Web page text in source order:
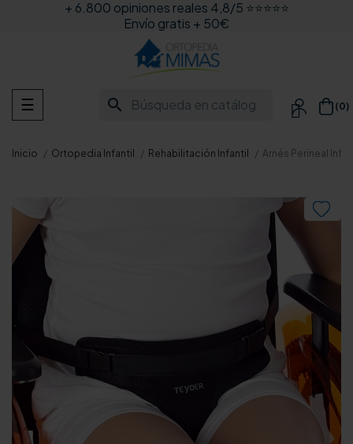
+ 6.800 opiniones reales 4,8/5 ⭐⭐⭐⭐⭐
Envío gratis + 50€
search  (0)
Navegación
de
☰
Inicio Ortopedia Infantil Rehabilitación Infantil Arnés Perineal
